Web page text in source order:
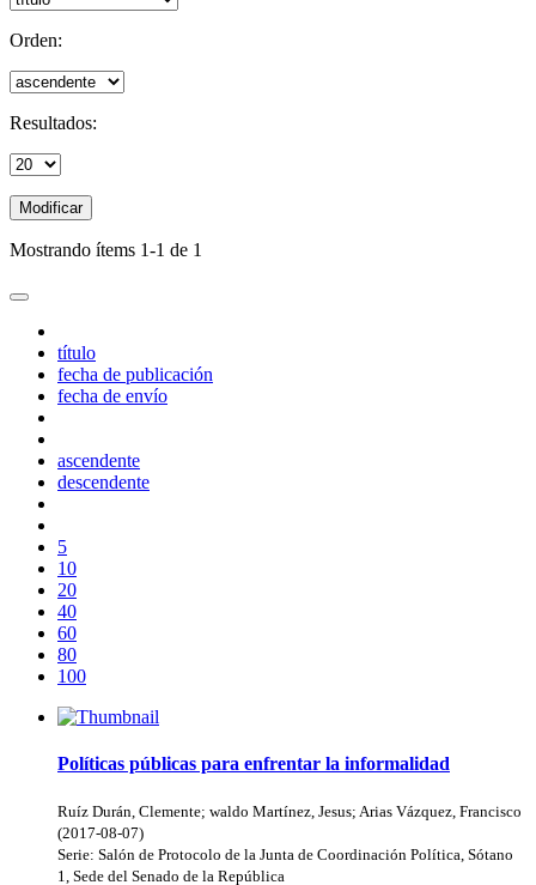
Orden:
Resultados:
Modificar
Mostrando ítems 1-1 de 1
título
fecha de publicación
fecha de envío
ascendente
descendente
5
10
20
40
60
80
100
Políticas públicas para enfrentar la informalidad
Ruíz Durán, Clemente; waldo Martínez, Jesus; Arias Vázquez, Francisco
(2017-08-07)
Serie: Salón de Protocolo de la Junta de Coordinación Política, Sótano
1, Sede del Senado de la República